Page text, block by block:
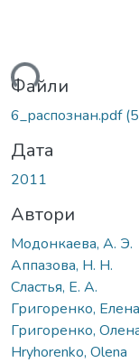
Файли
6_распознан.pdf
Дата
2011
Автори
Модонкаева, А. Э.
Аппазова, Н. Н.
Сластья, Е. А.
Григоренко,
Григоренко, Олена
Hryhorenko, Olena